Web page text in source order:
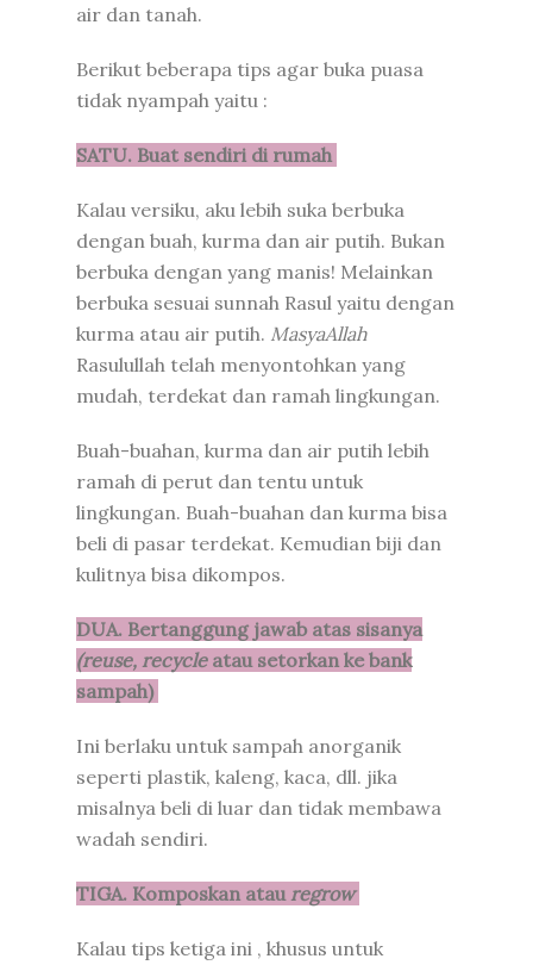
air dan tanah.
Berikut beberapa tips agar buka puasa
tidak nyampah yaitu :
SATU. Buat sendiri di rumah
Kalau versiku, aku lebih suka berbuka
dengan buah, kurma dan air putih. Bukan
berbuka dengan yang manis! Melainkan
berbuka sesuai sunnah Rasul yaitu dengan
kurma atau air putih. MasyaAllah
Rasulullah telah menyontohkan yang
mudah, terdekat dan ramah lingkungan.
Buah-buahan, kurma dan air putih lebih
ramah di perut dan tentu untuk
lingkungan. Buah-buahan dan kurma bisa
beli di pasar terdekat. Kemudian biji dan
kulitnya bisa dikompos.
DUA. Bertanggung jawab atas sisanya
(reuse, recycle atau setorkan ke bank
sampah)
Ini berlaku untuk sampah anorganik
seperti plastik, kaleng, kaca, dll. jika
misalnya beli di luar dan tidak membawa
wadah sendiri.
TIGA. Komposkan atau regrow
Kalau tips ketiga ini , khusus untuk